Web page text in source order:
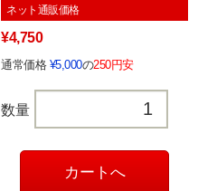
ネット通販価格
¥4,750
通常価格 ¥5,000の250円安
数量